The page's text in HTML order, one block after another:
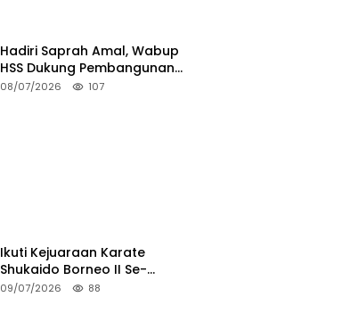
Hadiri Saprah Amal, Wabup
HSS Dukung Pembangunan
Langgar Dusun Jalai
08/07/2026 107
Ikuti Kejuaraan Karate
Shukaido Borneo II Se-
Kalimantan, Bupati HSS Lepas
09/07/2026 88